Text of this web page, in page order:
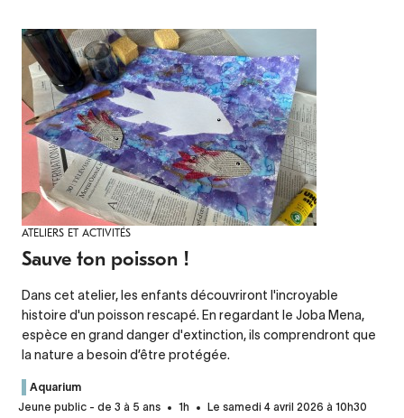
ATELIERS ET ACTIVITÉS
Sauve ton poisson !
Dans cet atelier, les enfants découvriront l'incroyable
histoire d'un poisson rescapé. En regardant le Joba Mena,
espèce en grand danger d'extinction, ils comprendront que
la nature a besoin d’être protégée.
Aquarium
Jeune public - de 3 à 5 ans
1h Le samedi 4 avril 2026 à 10h30